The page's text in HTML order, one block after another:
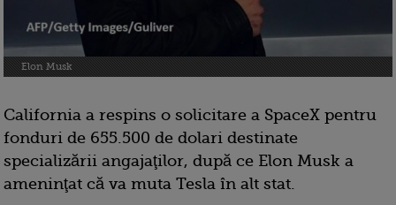
Elon Musk
California a respins o solicitare a SpaceX pentru
fonduri de 655.500 de dolari destinate
specializării angajaţilor, după ce Elon Musk a
ameninţat că va muta Tesla în alt stat.